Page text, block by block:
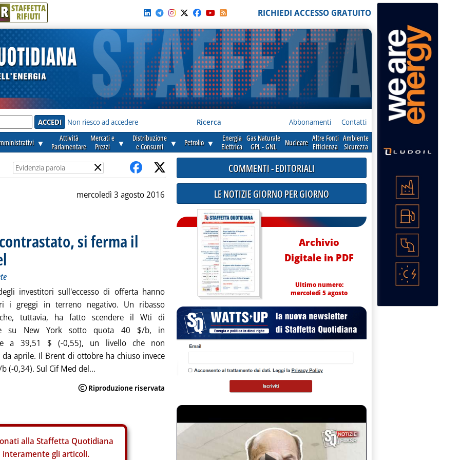
R STAFFETTA
RIFIUTI RICHIEDI ACCESSO GRATUITO
Non riesco ad accedere Ricerca Abbonamenti Contatti
▼
Attività
Parlamentare
Mercati e
Prezzi
▼
Distribuzione
e Consumi
▼ Petrolio ▼
Energia
Elettrica
Gas Naturale
GPL - GNL
Nucleare Altre Fonti
Efficienza
Ambiente
Sicurezza
×
mercoledì 3 agosto 2016
si ferma il
investitori sull'eccesso di offerta hanno
i greggi in terreno negativo. Un ribasso
tuttavia, ha fatto scendere il Wti di
su New York sotto quota 40 $/b, in
a 39,51 $ (-0,55), un livello che non
da aprile. Il Brent di ottobre ha chiuso invece
(-0,34). Sul Cif Med del...
alla Staffetta Quotidiana
interamente gli articoli.
COMMENTI - EDITORIALI
LE NOTIZIE GIORNO PER GIORNO
Archivio
Digitale in PDF
Ultimo numero:
mercoledì 5 agosto